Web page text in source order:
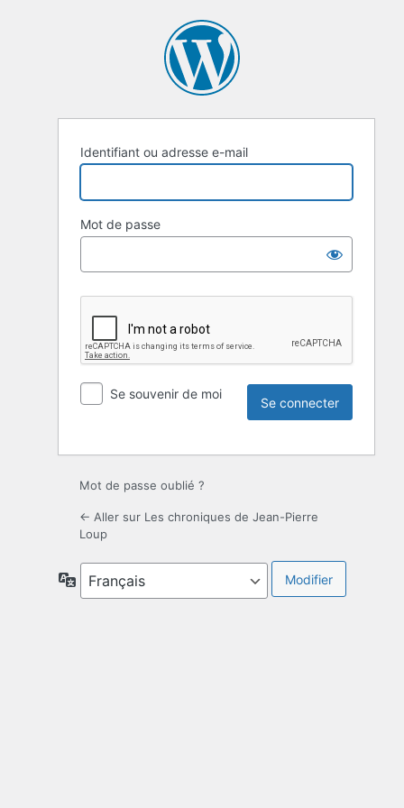
Identifiant ou adresse e-mail
Mot de passe
Se souvenir de moi
Mot de passe oublié ?
← Aller sur Les chroniques de Jean-Pierre
Loup
Langue